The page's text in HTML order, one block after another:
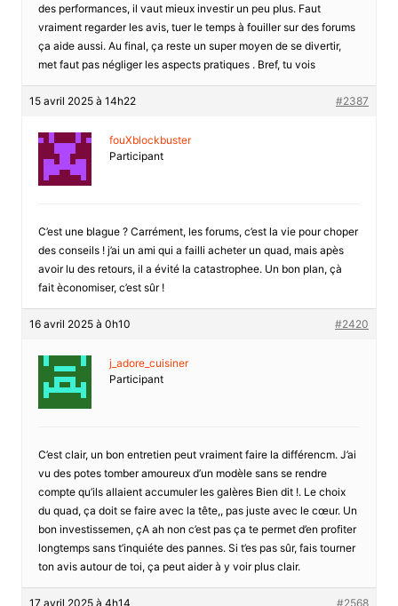
des performances, il vaut mieux investir un peu plus. Faut
vraiment regarder les avis, tuer le temps à fouiller sur des forums
ça aide aussi. Au final, ça reste un super moyen de se divertir,
met faut pas négliger les aspects pratiques . Bref, tu vois
15 avril 2025 à 14h22 #2387
fouXblockbuster
Participant
C’est une blague ? Carrément, les forums, c’est la vie pour choper
des conseils ! j’ai un ami qui a failli acheter un quad, mais apès
avoir lu des retours, il a évité la catastrophee. Un bon plan, çà
fait èconomiser, c’est sûr !
16 avril 2025 à 0h10 #2420
j_adore_cuisiner
Participant
C’est clair, un bon entretien peut vraiment faire la différencm. J’ai
vu des potes tomber amoureux d’un modèle sans se rendre
compte qu’ils allaient accumuler les galères Bien dit !. Le choix
du quad, ça doit se faire avec la tête,, pas juste avec le cœur. Un
bon investissemen, çA ah non c’est pas ça te permet d’en profiter
longtemps sans t’inquiéte des pannes. Si t’es pas sûr, fais tourner
ton avis autour de toi, ça peut aider à y voir plus clair.
17 avril 2025 à 4h14 #2568